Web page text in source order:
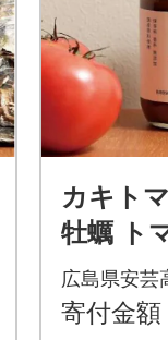
カキト
牡蠣 ト
プ
広島県安芸
寄付金額